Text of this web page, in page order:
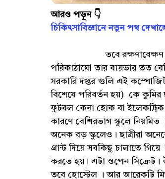
আরও পড়ুন 👇
চিকিৎসাবিজ্ঞানে নতুন পথ
তবে রক্ষণাবেক্ষণ এর
পরিকাঠামো তার ব্যয়ভার তত
সরকারি দপ্তর গুলি এই
বিশেষে পরিবর্তন হয়) কে
ফুটবল কেনা হোক বা
কারণে বেশিরভাগ স্কুলে নিয়মিত
অনেক বড় স্কুলেও। ছাত্রীরা
গ্রান্ট দিয়ে সবকিছু চালাতে
করতে হয়। এটা ওপেন সিক্রেট।
তবে হোস্টেল । আর আরেকটি